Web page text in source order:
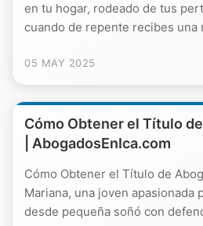
en tu hogar, rodeado de tus
cuando de repente recibes una
05 MAY 2025
Cómo Obtener el Título
| AbogadosEnIca.com
Cómo Obtener el Título de
Mariana, una joven apasionada
desde pequeña soñó con